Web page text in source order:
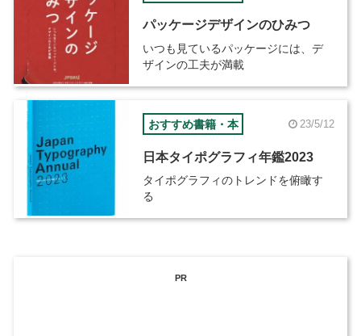
パッケージデザインのひみつ
いつも見ているパッケージには、デ
ザインの工夫が満載
おすすめ書籍・本 23/5/12
日本タイポグラフィ年鑑2023
タイポグラフィのトレンドを俯瞰す
る
PR